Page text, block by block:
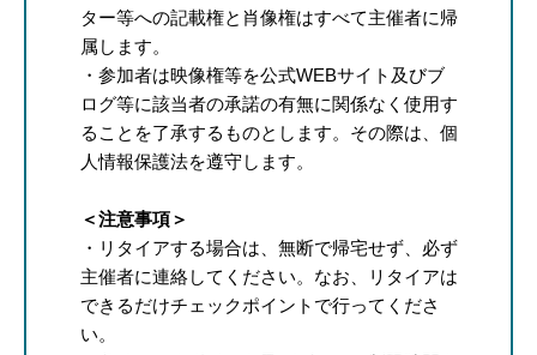
ター等への記載権と肖像権はすべて主催者に帰
属します。
・参加者は映像権等を公式WEBサイト及びブ
ログ等に該当者の承諾の有無に関係なく使用す
ることを了承するものとします。その際は、個
人情報保護法を遵守します。
＜注意事項＞
・リタイアする場合は、無断で帰宅せず、必ず
主催者に連絡してください。なお、リタイアは
できるだけチェックポイントで行ってくださ
い。